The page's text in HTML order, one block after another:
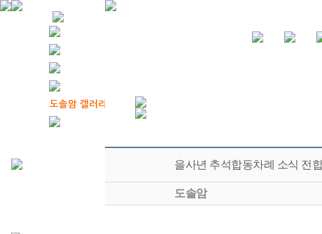
을사년 추석합동차례 소식 전
도솔암